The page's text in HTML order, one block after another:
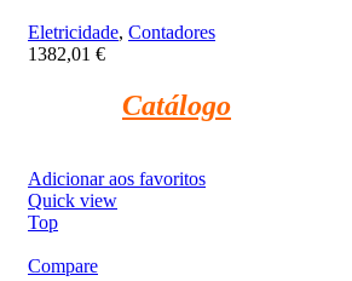
Eletricidade, Contadores
1382,01 €
Catálogo
Adicionar aos favoritos
Quick view
Top
Compare